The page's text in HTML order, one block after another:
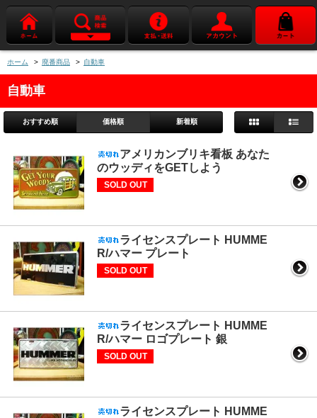
ホーム > 廃番商品 > 自動車
自動車
おすすめ順 価格順 新着順
アメリカンブリキ看板 あなた
のウッディをGETしよう
SOLD OUT
ライセンスプレート HUMME
R/ハマー プレート
SOLD OUT
ライセンスプレート HUMME
R/ハマー ロゴプレート 銀
SOLD OUT
ライセンスプレート HUMME